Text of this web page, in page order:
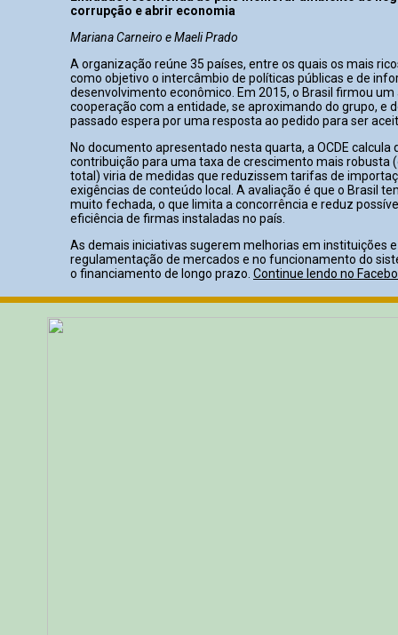
corrupção e abrir economia
Mariana Carneiro e Maeli Prado
A organização reúne 35 países, entre os quais os mais
como objetivo o intercâmbio de políticas públicas e de
desenvolvimento econômico. Em 2015, o Brasil firmou um
cooperação com a entidade, se aproximando do grupo, e
passado espera por uma resposta ao pedido para ser
No documento apresentado nesta quarta, a OCDE calcula
contribuição para uma taxa de crescimento mais robusta
total) viria de medidas que reduzissem tarifas de
exigências de conteúdo local. A avaliação é que o Brasil
muito fechada, o que limita a concorrência e reduz
eficiência de firmas instaladas no país.
As demais iniciativas sugerem melhorias em instituições e
regulamentação de mercados e no funcionamento do
o financiamento de longo prazo. Continue lendo no